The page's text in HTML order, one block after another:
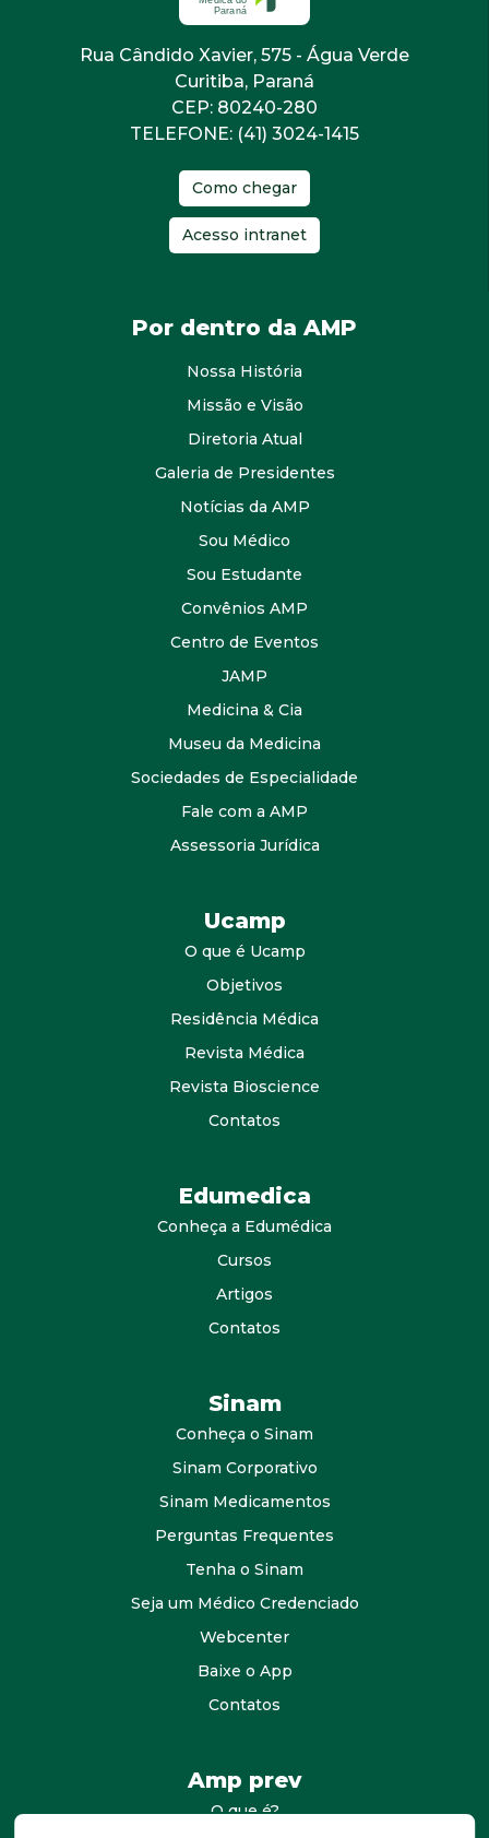
Rua Cândido Xavier, 575 - Água Verde
Curitiba, Paraná
CEP: 80240-280
TELEFONE: (41) 3024-1415
Como chegar
Acesso intranet
Por dentro da AMP
Nossa História
Missão e Visão
Diretoria Atual
Galeria de Presidentes
Notícias da AMP
Sou Médico
Sou Estudante
Convênios AMP
Centro de Eventos
JAMP
Medicina & Cia
Museu da Medicina
Sociedades de Especialidade
Fale com a AMP
Assessoria Jurídica
Ucamp
O que é Ucamp
Objetivos
Residência Médica
Revista Médica
Revista Bioscience
Contatos
Edumedica
Conheça a Edumédica
Cursos
Artigos
Contatos
Sinam
Conheça o Sinam
Sinam Corporativo
Sinam Medicamentos
Perguntas Frequentes
Tenha o Sinam
Seja um Médico Credenciado
Webcenter
Baixe o App
Contatos
Amp prev
O que é?